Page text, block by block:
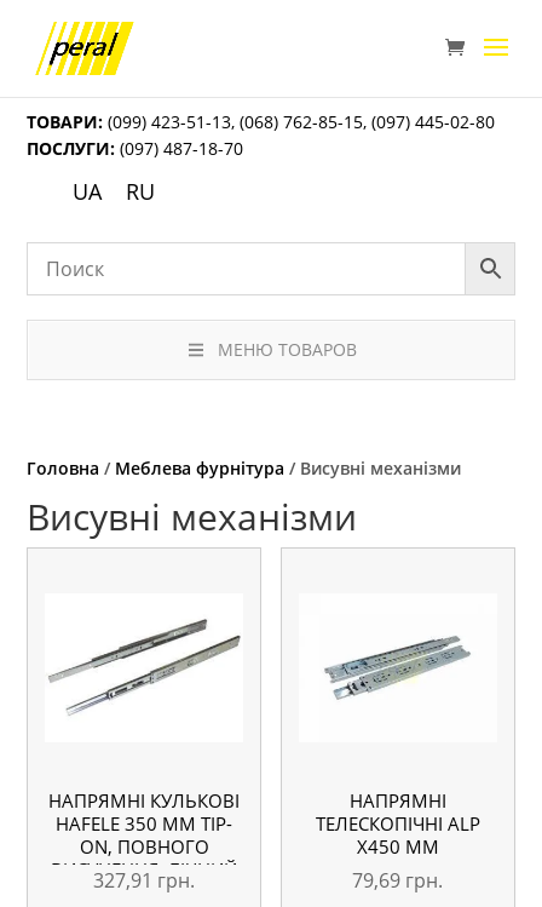
ТОВАРИ: (099) 423-51-13,(068) 762-85-15,(097) 445-02-80
ПОСЛУГИ: (097) 487-18-70
UA RU
МЕНЮ ТОВАРОВ
Головна / Меблева фурнітура / Висувні механізми
Висувні механізми
НАПРЯМНІ КУЛЬКОВІ
HAFELE 350 ММ TIP-
ON, ПОВНОГО
ВИСУНЕННЯ, БІЧНИЙ
МОНТАЖ
327,91 грн.
НАПРЯМНІ
ТЕЛЕСКОПІЧНІ АLP
Х450 ММ
79,69 грн.